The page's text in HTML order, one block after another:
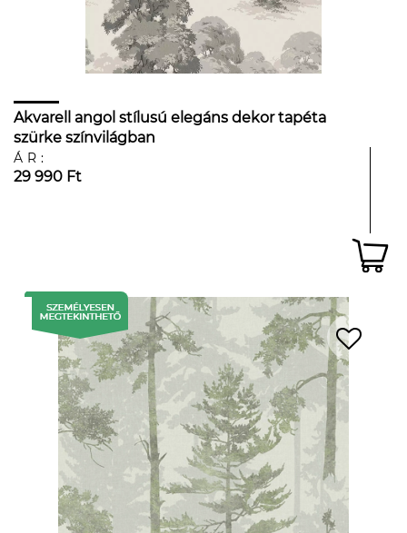
Akvarell angol stílusú elegáns dekor tapéta
szürke színvilágban
ÁR:
29 990 Ft